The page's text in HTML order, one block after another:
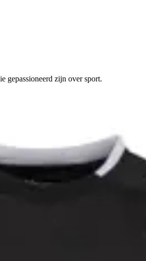
gepassioneerd zijn over sport.